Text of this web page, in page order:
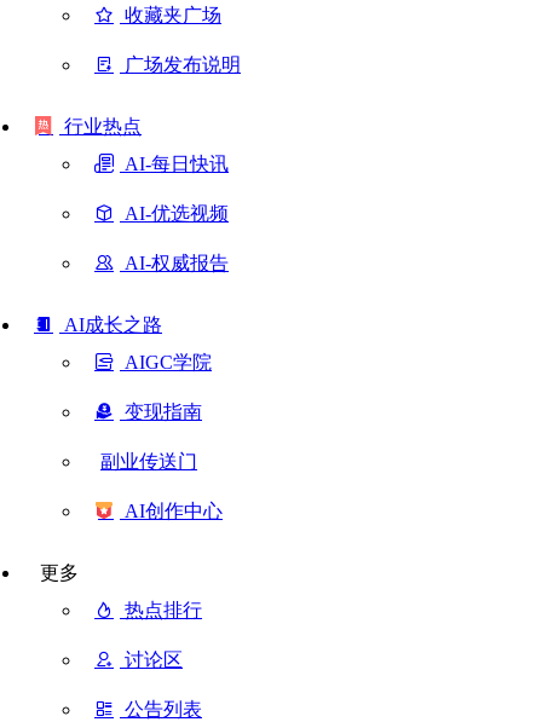
收藏夹广场
广场发布说明
行业热点
AI-每日快讯
AI-优选视频
AI-权威报告
AI成长之路
AIGC学院
变现指南
副业传送门
AI创作中心
更多
热点排行
讨论区
公告列表